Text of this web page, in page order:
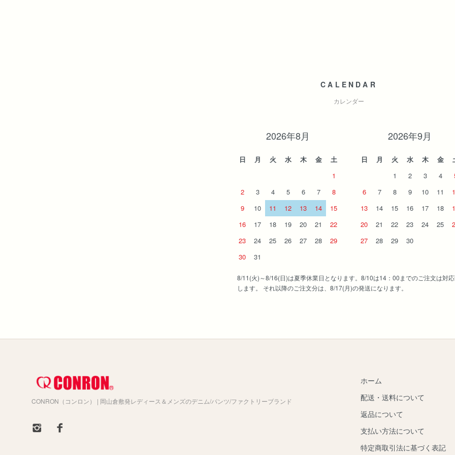
CALENDAR
カレンダー
2026年8月
日 月 火 水 木 金
土
1
2
3 4 5 6 7
8
9
10 11 12 13 14
15
16
17 18 19 20 21
22
23
24 25 26 27 28
29
30
31
2026年9月
日 月 火 水 木 金
1
2 3 4
6
7 8 9 10 11
13
14 15 16 17 18
20
21 22 23 24 25
27
28 29 30
8/11(火)～8/16(日)は夏季休業日となります。8/10は14：00までのご注文は対
します。 それ以降のご注文分は、8/17(月)の発送になります。
CONRON（コンロン） | 岡山倉敷発レディース＆メンズのデニム/パンツ/ファクトリーブランド
ホーム
配送・送料について
返品について
支払い方法について
特定商取引法に基づく表記